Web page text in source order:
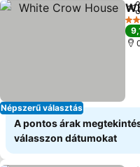
Népszerű választás
4
A pontos árak
válasszon dátumokat